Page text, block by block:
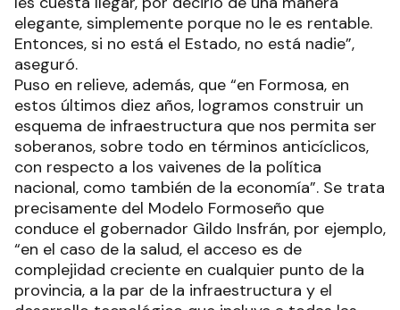
elegante, simplemente porque no le es rentable.
Entonces, si no está el Estado, no está nadie”,
aseguró.
Puso en relieve, además, que “en Formosa, en
estos últimos diez años, logramos construir un
esquema de infraestructura que nos permita ser
soberanos, sobre todo en términos anticíclicos,
con respecto a los vaivenes de la política
nacional, como también de la economía”. Se trata
precisamente del Modelo Formoseño que
conduce el gobernador Gildo Insfrán, por ejemplo,
“en el caso de la salud, el acceso es de
complejidad creciente en cualquier punto de la
provincia, a la par de la infraestructura y el